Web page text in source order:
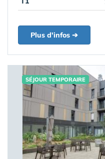
Plus d'infos ➔
SÉJOUR TEMPORAIRE